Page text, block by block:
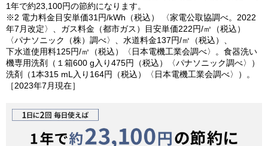
1年で約23,100円の節約になります。
※2 電力料金目安単価31円/kWh（税込） 〈家電公取協調べ。2022
年7月改定〉、ガス料金（都市ガス）目安単価222円/㎥（税込）
〈パナソニック（株）調べ〉、水道料金137円/㎥（税込）、
下水道使用料125円/㎥（税込）〈日本電機工業会調べ〉。食器洗い
機専用洗剤（１箱600 g入り475円（税込）〈パナソニック調べ〉）
洗剤（1本315 mL入り164円（税込）〈日本電機工業会調べ〉）。
［2023年7月現在］​